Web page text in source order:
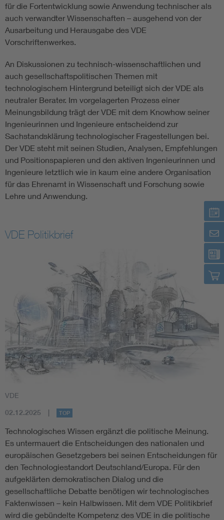
für die Fortentwicklung sowie Anwendung technischer als
auch verwandter Wissenschaften – ausgehend von der
Ausarbeitung und Herausgabe des VDE
Vorschriftenwerkes.
An Diskussionen zu technisch-wissenschaftlichen und
auch gesellschaftspolitischen Themen mit
technologischem Hintergrund beteiligt sich der VDE als
neutraler Berater. Im vorgelagerten Prozess einer
Meinungsbildung trägt der VDE mit dem Knowhow seiner
Ingenieurinnen und Ingenieure entscheidend zur
Sachstandsklärung technologischer Fragestellungen bei.
Der VDE steht mit seinen Studien, Analysen, Empfehlungen
und Positionspapieren und den aktiven Ingenieurinnen und
Ingenieure letztlich wie in kaum eine andere Organisation
für das Ehrenamt in Wissenschaft und Forschung sowie
Lehre und Anwendung.
VDE Politikbrief
VDE
02.12.2025 TOP
Technologisches Wissen ergänzt die politische Meinung.
Es untermauert die Entscheidungen des nationalen und
europäischen Gesetzgebers bei seinen Entscheidungen für
den Technologiestandort Deutschland/Europa. Für den
aufgeklärten demokratischen Dialog und die
gesellschaftliche Debatte benötigen wir technologisches
Faktenwissen – kein Halbwissen. Mit dem VDE Politikbrief
wird die gebündelte Kompetenz des VDE in die politische